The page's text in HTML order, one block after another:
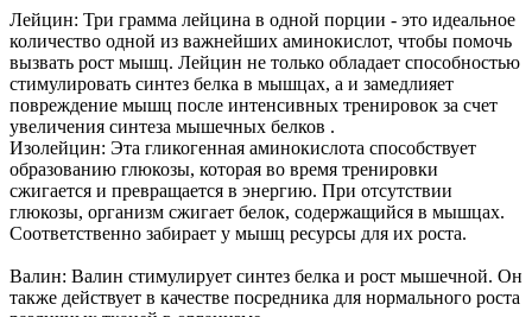
Лейцин: Три грамма лейцина в одной порции - это идеальное
количество одной из важнейших аминокислот, чтобы помочь
вызвать рост мышц. Лейцин не только обладает способностью
стимулировать синтез белка в мышцах, а и замедлияет
повреждение мышц после интенсивных тренировок за счет
увеличения синтеза мышечных белков .
Изолейцин: Эта гликогенная аминокислота способствует
образованию глюкозы, которая во время тренировки
сжигается и превращается в энергию. При отсутствии
глюкозы, организм сжигает белок, содержащийся в мышцах.
Соответственно забирает у мышц ресурсы для их роста.
Валин: Валин стимулирует синтез белка и рост мышечной. Он
также действует в качестве посредника для нормального роста